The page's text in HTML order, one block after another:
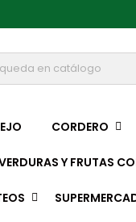
CORDERO
Y FRUTAS